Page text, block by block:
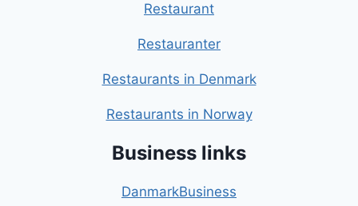
Restaurant
Restauranter
Restaurants in Denmark
Restaurants in Norway
Business links
DanmarkBusiness